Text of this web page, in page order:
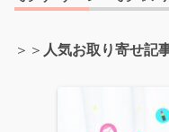
＞＞ 人気お取り寄せ記